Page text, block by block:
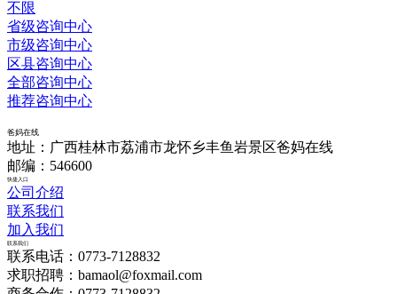
不限
省级咨询中心
市级咨询中心
区县咨询中心
全部咨询中心
推荐咨询中心
爸妈在线
地址：广西桂林市荔浦市龙怀乡丰鱼岩景区爸妈在线
邮编：546600
快捷入口
公司介绍
联系我们
加入我们
联系我们
联系电话：0773-7128832
求职招聘：bamaol@foxmail.com